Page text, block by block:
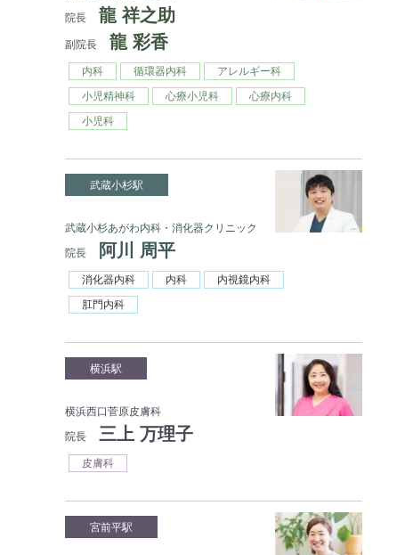
院長
龍 祥之助
副院長 龍 彩香
内科 循環器内科
アレルギー科
小児精神科
心療小児科
心療内科
小児科
武蔵小杉駅
武蔵小杉あがわ内科・消化器クリニック
院長
阿川 周平
消化器内科 内科
内視鏡内科
肛門内科
横浜駅
横浜西口菅原皮膚科
院長
三上 万理子
皮膚科
宮前平駅